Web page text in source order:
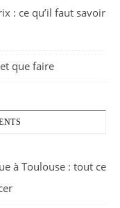
: ce qu’il faut savoir
que faire
à Toulouse : tout ce